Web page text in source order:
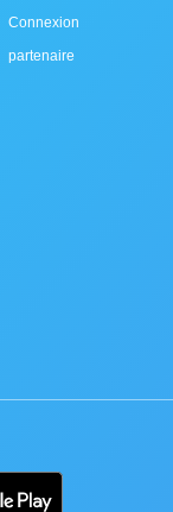
Connexion
partenaire